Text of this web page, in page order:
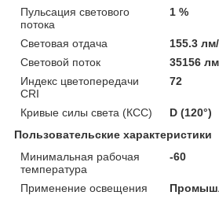
Пульсация светового
потока
1 %
Световая отдача
155.3
Световой поток
35156 лм
Индекс цветопередачи
CRI
72
Кривые силы света (КСС)
D (120°)
Пользовательские характеристики
Минимальная рабочая
температура
-60
Применение освещения